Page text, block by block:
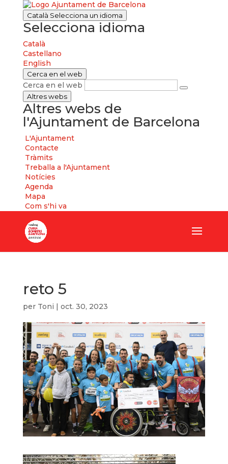
Català Selecciona un idioma
Selecciona idioma
Català
Castellano
English
Cerca en el web
Cerca en el web
Altres webs
Altres webs de
l'Ajuntament de Barcelona
L'Ajuntament
Contacte
Tràmits
Treballa a l'Ajuntament
Notícies
Agenda
Mapa
Com s'hi va
reto 5
per Toni | oct. 30, 2023